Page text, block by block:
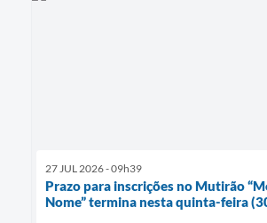
27 JUL 2026 - 09h39
Prazo para inscrições no Mutirão
Nome” termina nesta quinta-feira